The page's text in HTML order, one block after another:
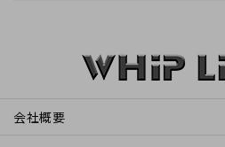
キーワード
会社概要